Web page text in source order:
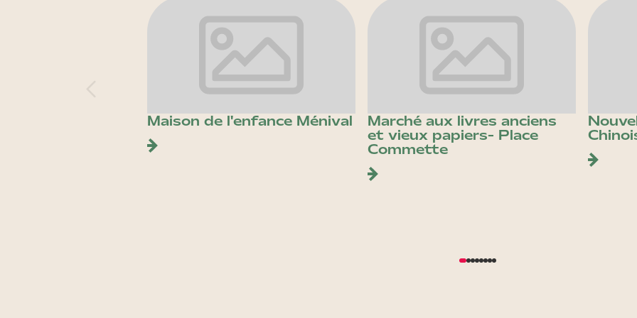
Maison de l'enfance Ménival Marché aux livres anciens
et vieux papiers- Place
Commette